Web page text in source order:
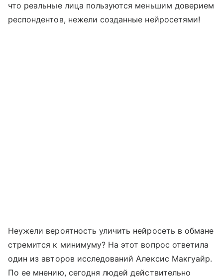
что реальные лица пользуются меньшим доверием
респондентов, нежели созданные нейросетями!
Неужели вероятность уличить нейросеть в обмане
стремится к минимуму? На этот вопрос ответила
один из авторов исследований Алексис Макгуайр.
По ее мнению, сегодня людей действительно